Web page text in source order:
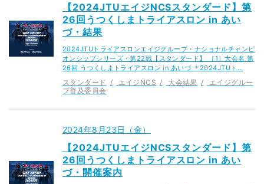
【2024JTUエイジNCSスタンダード】第
26回うつくしまトライアスロン in あい
づ・結果
2024JTUトライアスロンエイジグループ・ナショナルチャンピ
オンシップシリーズ・第22戦【スタンダード】 ［1］大会名 第
26回 うつくしまトライアスロン in あいづ ＊2024JTUト…
スタンダード エイジNCS 大会結果
エイジグルー
プ普及委員会
2024年8月23日（金）
【2024JTUエイジNCSスタンダード】第
26回うつくしまトライアスロン in あい
づ・開催案内